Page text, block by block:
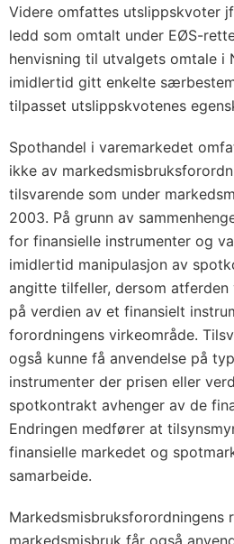
Videre omfattes utslippskvoter
ledd som omtalt under EØS-
henvisning til utvalgets omtale i
imidlertid gitt enkelte
tilpasset utslippskvotenes
Spothandel i varemarkedet
ikke av
tilsvarende som under
2003. På grunn av
for finansielle instrumenter og
imidlertid manipulasjon av
angitte tilfeller, dersom atferden
på verdien av et finansielt
forordningens virkeområde.
også kunne få anvendelse på
instrumenter der prisen eller
spotkontrakt avhenger av de
Endringen medfører at
finansielle markedet og
samarbeide.
Markedsmisbruksforordningens